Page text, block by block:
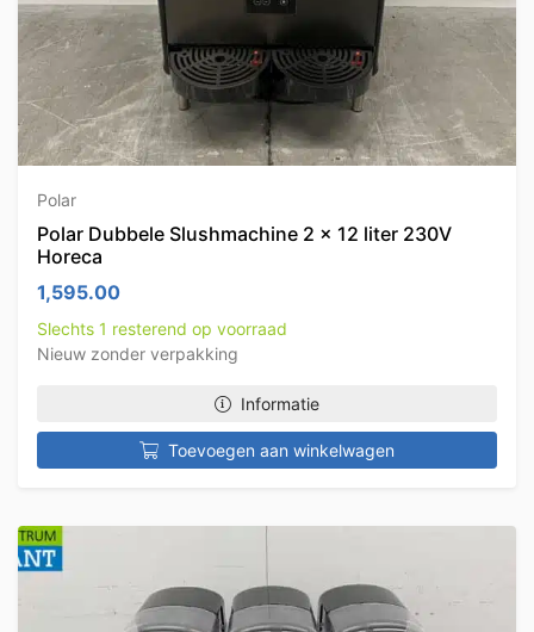
Polar
Polar Dubbele Slushmachine 2 x 12 liter 230V
Horeca
1,595.00
Slechts 1 resterend op voorraad
Nieuw zonder verpakking
Informatie
Toevoegen aan winkelwagen